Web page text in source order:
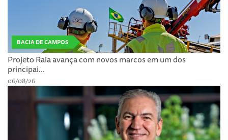
BACIA DE CAMPOS
Projeto Raia avança com novos marcos em um dos
principai...
06/08/26